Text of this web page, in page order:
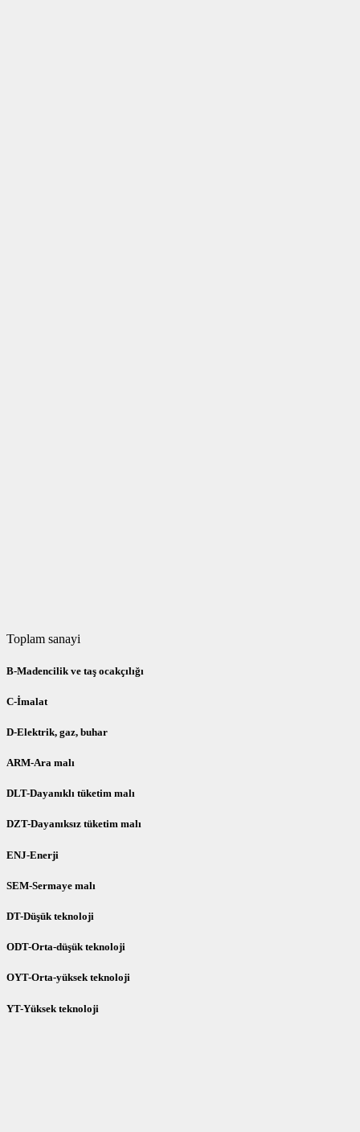
Toplam sanayi
B-Madencilik ve taş ocakçılığı
C-İmalat
D-Elektrik, gaz, buhar
ARM-Ara malı
DLT-Dayanıklı tüketim malı
DZT-Dayanıksız tüketim malı
ENJ-Enerji
SEM-Sermaye malı
DT-Düşük teknoloji
ODT-Orta-düşük teknoloji
OYT-Orta-yüksek teknoloji
YT-Yüksek teknoloji